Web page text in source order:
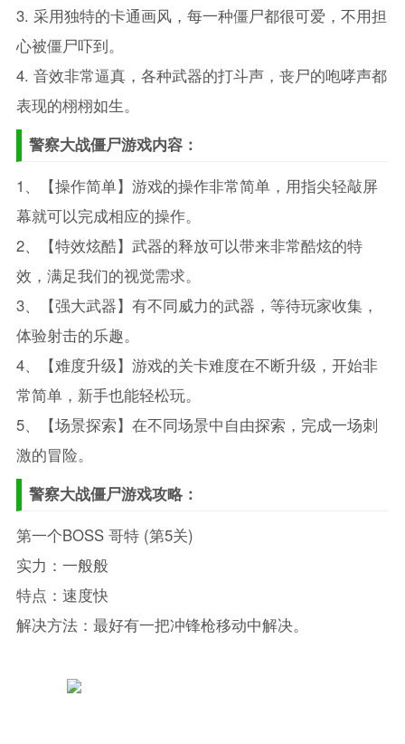
3. 采用独特的卡通画风，每一种僵尸都很可爱，不用担
心被僵尸吓到。
4. 音效非常逼真，各种武器的打斗声，丧尸的咆哮声都
表现的栩栩如生。
警察大战僵尸游戏内容：
1、【操作简单】游戏的操作非常简单，用指尖轻敲屏
幕就可以完成相应的操作。
2、【特效炫酷】武器的释放可以带来非常酷炫的特
效，满足我们的视觉需求。
3、【强大武器】有不同威力的武器，等待玩家收集，
体验射击的乐趣。
4、【难度升级】游戏的关卡难度在不断升级，开始非
常简单，新手也能轻松玩。
5、【场景探索】在不同场景中自由探索，完成一场刺
激的冒险。
警察大战僵尸游戏攻略：
第一个BOSS 哥特 (第5关)
实力：一般般
特点：速度快
解决方法：最好有一把冲锋枪移动中解决。